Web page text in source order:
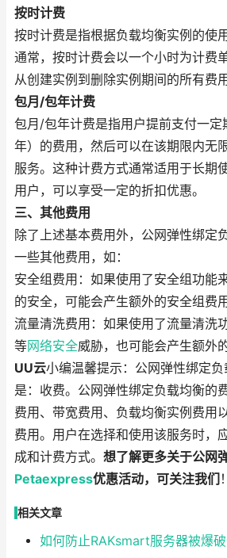
按时计费
按时计费是指根据负载均衡实例的使
通常，按时计费会以一个小时为计费
从创建实例到删除实例期间的所有费用
包月/包年计费
包月/包年计费是指用户提前支付一定
年）的费用，然后可以在该期限内无
服务。这种计费方式通常适用于长期
用户，可以享受一定的折扣优惠。
三、其他费用
除了上述基本费用外，公网弹性绑定
一些其他费用，如：
安全组费用：如果使用了安全组功能
的安全，可能会产生额外的安全组费用
流量清洗费用：如果使用了流量清洗
等网络安全威胁，也可能会产生额外
UU云小编温馨提示：公网弹性绑定
是：收费。公网弹性绑定负载均衡的
费用、带宽费用、负载均衡实例费用
费用。用户在选择和使用该服务时，
成和计费方式。 想了解更多关于公网
Petaexpress优惠活动，可关注我们 ！
相关文章
如何防止RAKsmart服务器被爆